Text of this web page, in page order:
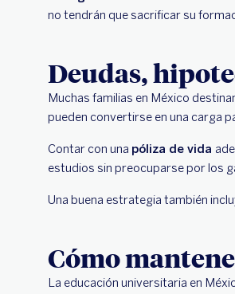
no tendrán que sacrificar su
Deudas,
Muchas familias en México
pueden convertirse en una carga
Contar con una póliza de vida
estudios sin preocuparse por los
Una buena estrategia también
Cómo
La educación universitaria en